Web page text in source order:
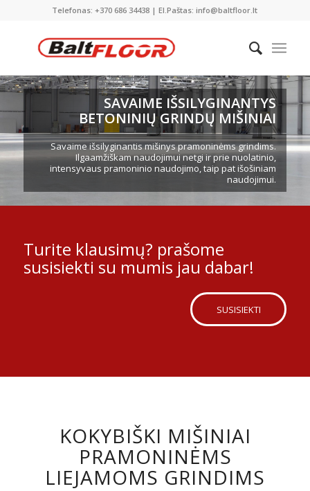
Telefonas: +370 686 34438 | El.Paštas: info@baltfloor.lt
SAVAIME IŠSILYGINANTYS
BETONINIŲ GRINDŲ MIŠINIAI
Savaime išsilyginantis mišinys pramoninėms grindims.
Ilgaamžiškam naudojimui netgi ir prie nuolatinio,
intensyvaus pramoninio naudojimo, taip pat išošiniam
naudojimui.
Turite klausimų? prašome
susisiekti su mumis jau dabar!
SUSISIEKTI
KOKYBIŠKI MIŠINIAI
PRAMONINĖMS
LIEJAMOMS GRINDIMS